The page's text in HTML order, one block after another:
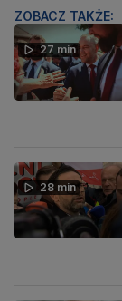
ZOBACZ TAKŻE:
27 min
28 min